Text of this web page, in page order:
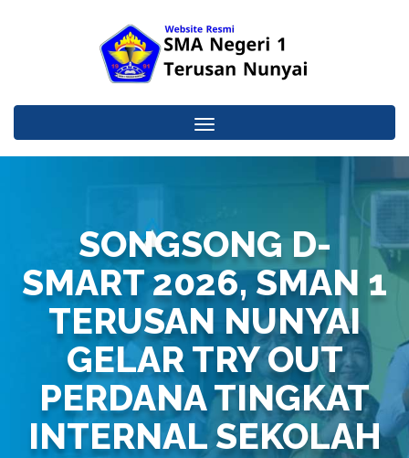
Toggle
navigation
SONGSONG D-
SMART 2026, SMAN 1
TERUSAN NUNYAI
GELAR TRY OUT
PERDANA TINGKAT
INTERNAL SEKOLAH